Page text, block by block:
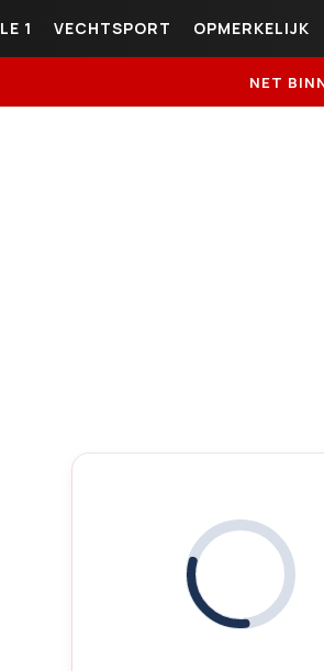
1 VECHTSPORT OPMERKELIJK
NET